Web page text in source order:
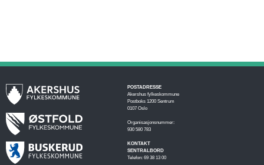
POSTADRESSE
Akershus fylkeskommune
Postboks 1200 Sentrum
0107 Oslo
Organisasjonsnummer:
930 580 783
KONTAKT
SENTRALBORD
Telefon: 69 38 13 00